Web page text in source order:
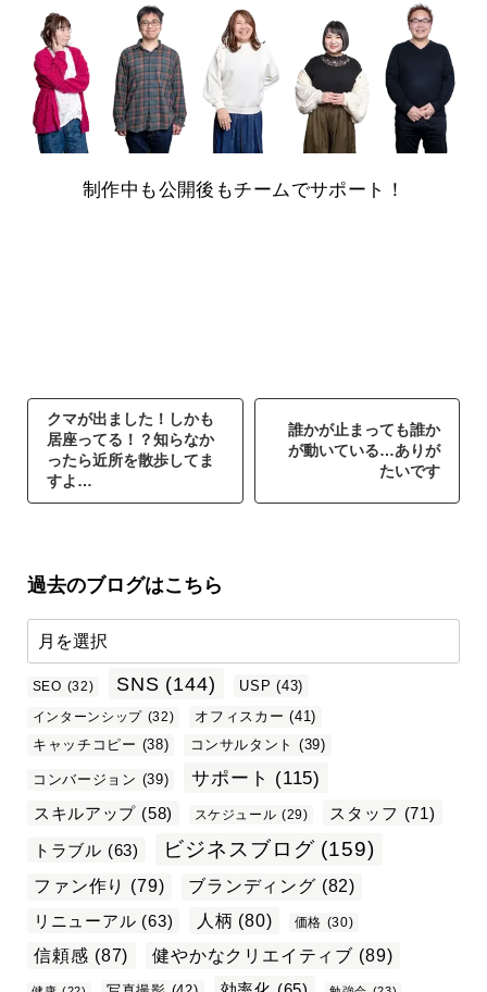
制作中も公開後もチームでサポート！
クマが出ました！しかも
居座ってる！？知らなか
ったら近所を散歩してま
すよ…
誰かが止まっても誰か
が動いている…ありが
たいです
過去のブログはこちら
SEO (32) SNS (144) USP (43)
インターンシップ (32) オフィスカー (41)
キャッチコピー (38) コンサルタント (39)
コンバージョン (39) サポート (115)
スキルアップ (58) スケジュール (29) スタッフ (71)
トラブル (63) ビジネスブログ (159)
ファン作り (79) ブランディング (82)
リニューアル (63) 人柄 (80) 価格 (30)
信頼感 (87) 健やかなクリエイティブ (89)